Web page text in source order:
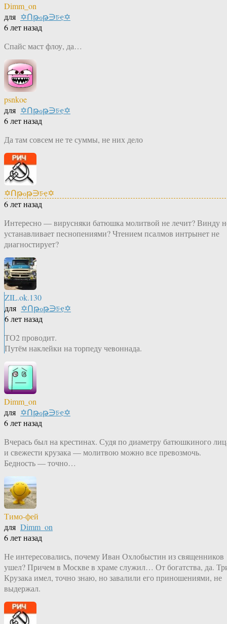
Dimm_on
для ✡Ոթℴթ∋চҿ✡
6 лет назад
Спайс маст флоу, да…
psnkoe
для ✡Ոթℴթ∋চҿ✡
6 лет назад
Да там совсем не те суммы, не них дело
✡Ոթℴթ∋চҿ✡
6 лет назад
Интересно — вирусняки батюшка молитвой не лечит? Винду
устанавливает песнопениями? Чтением псалмов интрынет не
диагностирует?
ZIL.ok.130
для ✡Ոթℴթ∋চҿ✡
6 лет назад
ТО2 проводит.
Путём наклейки на торпеду чевоннада.
Dimm_on
для ✡Ոթℴթ∋চҿ✡
6 лет назад
Вчерась был на крестинах. Судя по диаметру батюшкиного
и свежести крузака — молитвою можно все превозмочь.
Бедность — точно…
Тимо-фей
для Dimm_on
6 лет назад
Не интересовались, почему Иван Охлобыстин из священников
ушел? Причем в Москве в храме служил… От богатства, да.
Крузака имел, точно знаю, но завалили его приношениями, не
выдержал.